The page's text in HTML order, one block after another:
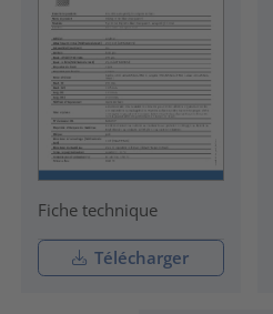
Fiche technique
Télécharger